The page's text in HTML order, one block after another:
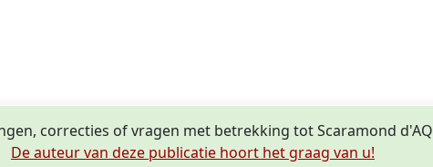
correcties of vragen met betrekking tot Scaramond
De auteur van deze publicatie hoort het graag van u!